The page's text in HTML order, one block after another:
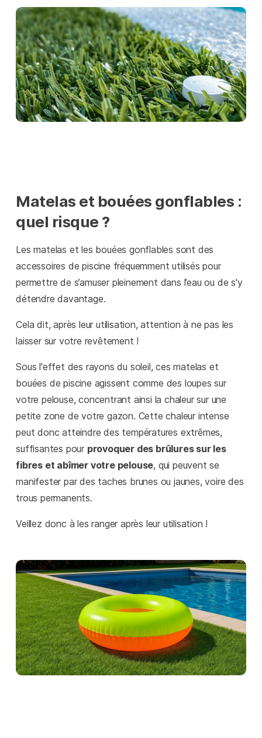
Matelas et bouées gonflables :
quel risque ?
Les matelas et les bouées gonflables sont des
accessoires de piscine fréquemment utilisés pour
permettre de s’amuser pleinement dans l’eau ou de s'y
détendre davantage.
Cela dit, après leur utilisation, attention à ne pas les
laisser sur votre revêtement !
Sous l'effet des rayons du soleil, ces matelas et
bouées de piscine agissent comme des loupes sur
votre pelouse, concentrant ainsi la chaleur sur une
petite zone de votre gazon. Cette chaleur intense
peut donc atteindre des températures extrêmes,
suffisantes pour provoquer des brûlures sur les
fibres et abîmer votre pelouse, qui peuvent se
manifester par des taches brunes ou jaunes, voire des
trous permanents.
Veillez donc à les ranger après leur utilisation !